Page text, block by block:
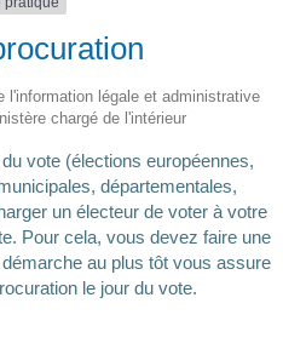
l'information légale et administrative
chargé de l'intérieur
vote (élections européennes,
départementales,
un électeur de voter à votre
Pour cela, vous devez faire une
au plus tôt vous assure
le jour du vote.